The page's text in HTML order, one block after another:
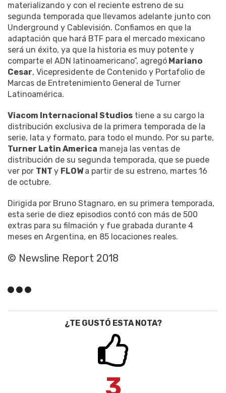
materializando y con el reciente estreno de su
segunda temporada que llevamos adelante junto con
Underground y Cablevisión. Confiamos en que la
adaptación que hará BTF para el mercado mexicano
será un éxito, ya que la historia es muy potente y
comparte el ADN latinoamericano”, agregó Mariano
Cesar, Vicepresidente de Contenido y Portafolio de
Marcas de Entretenimiento General de Turner
Latinoamérica.
Viacom Internacional Studios tiene a su cargo la
distribución exclusiva de la primera temporada de la
serie, lata y formato, para todo el mundo. Por su parte,
Turner Latin America maneja las ventas de
distribución de su segunda temporada, que se puede
ver por TNT y FLOWa partir de su estreno, martes 16
de octubre.
Dirigida por Bruno Stagnaro, en su primera temporada,
esta serie de diez episodios contó con más de 500
extras para su filmación y fue grabada durante 4
meses en Argentina, en 85 locaciones reales.
© Newsline Report 2018
¿TE GUSTÓ ESTA NOTA?